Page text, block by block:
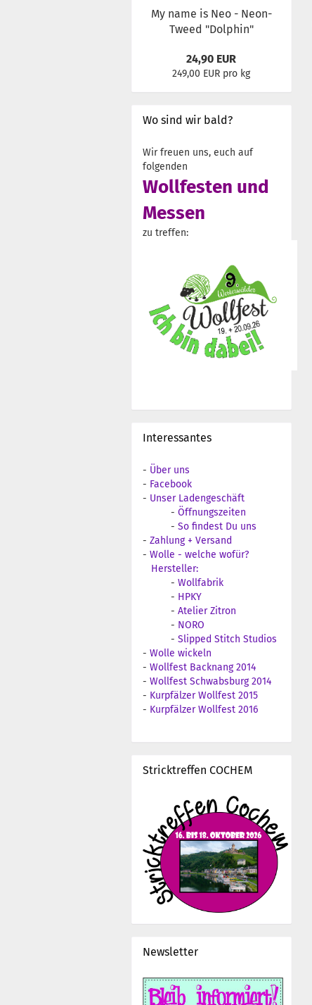
My name is Neo - Neon-
Tweed "Dolphin"
24,90 EUR
249,00 EUR pro kg
Wo sind wir bald?
Wir freuen uns, euch auf
folgenden
Wollfesten und
Messen
zu treffen:
Interessantes
- Über uns
- Facebook
- Unser Ladengeschäft
- Öffnungszeiten
- So findest Du uns
- Zahlung + Versand
- Wolle - welche wofür?
Hersteller:
- Wollfabrik
- HPKY
- Atelier Zitron
- NORO
- Slipped Stitch Studios
- Wolle wickeln
- Wollfest Backnang 2014
- Wollfest Schwabsburg 2014
- Kurpfälzer Wollfest 2015
- Kurpfälzer Wollfest 2016
Stricktreffen COCHEM
Newsletter